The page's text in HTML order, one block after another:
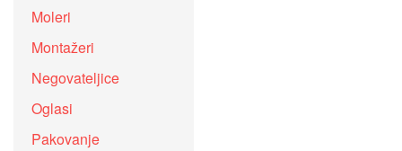
Moleri
Montažeri
Negovateljice
Oglasi
Pakovanje